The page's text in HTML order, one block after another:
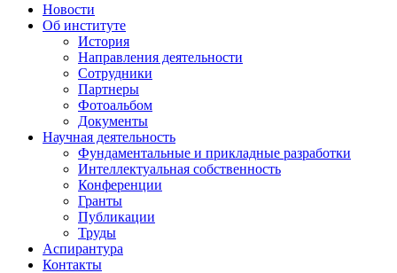
Новости
Об институте
История
Направления деятельности
Сотрудники
Партнеры
Фотоальбом
Документы
Научная деятельность
Фундаментальные и прикладные разработки
Интеллектуальная собственность
Конференции
Гранты
Публикации
Труды
Аспирантура
Контакты